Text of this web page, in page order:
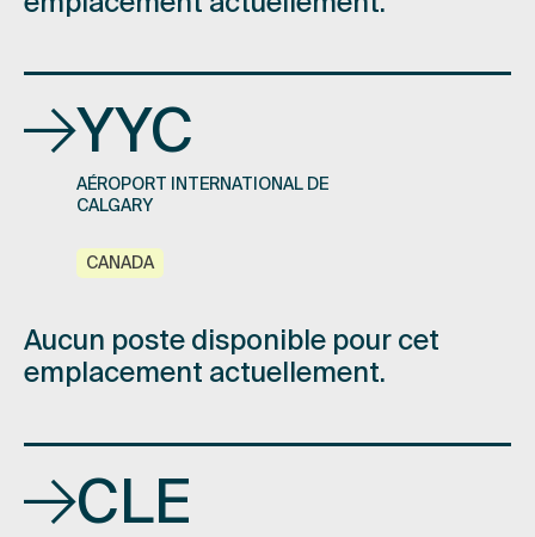
YYC
AÉROPORT INTERNATIONAL DE
CALGARY
CANADA
Aucun poste disponible pour cet
emplacement actuellement.
CLE